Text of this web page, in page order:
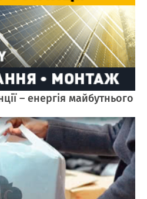
– енергія майбутнього